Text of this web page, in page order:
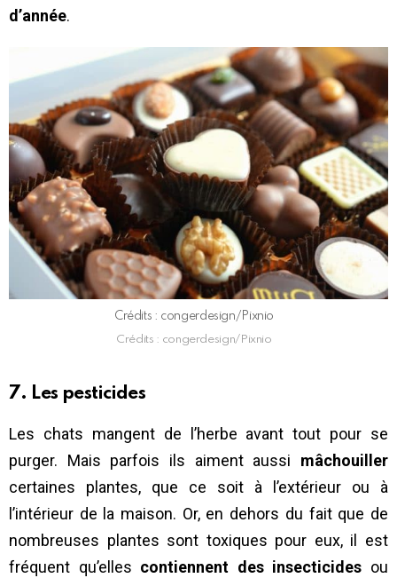
d’année.
Crédits : congerdesign/Pixnio
Crédits : congerdesign/Pixnio
7. Les pesticides
Les chats mangent de l’herbe avant tout pour se
purger. Mais parfois ils aiment aussi mâchouiller
certaines plantes, que ce soit à l’extérieur ou à
l’intérieur de la maison. Or, en dehors du fait que de
nombreuses plantes sont toxiques pour eux, il est
fréquent qu’elles contiennent des insecticides ou